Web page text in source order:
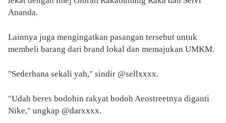
Ananda.
Lainnya juga mengingatkan pasangan tersebut untuk
membeli barang dari brand lokal dan memajukan UMKM.
"Sederhana sekali yah," sindir @sellxxxx.
"Udah beres bodohin rakyat bodoh Aeostreetnya diganti
Nike," ungkap @darxxxx.